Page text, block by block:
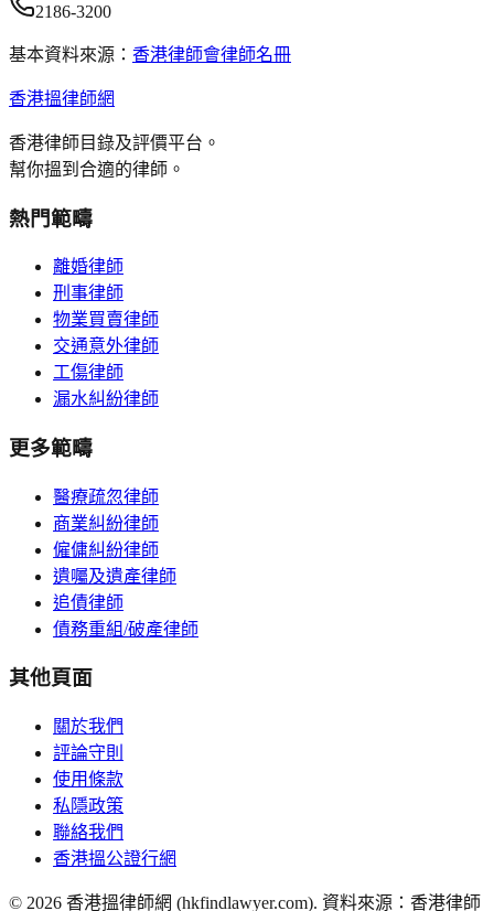
2186-3200
基本資料來源： 香港律師會律師名冊
香港搵律師網
香港律師目錄及評價平台。
幫你搵到合適的律師。
熱門範疇
離婚律師
刑事律師
物業買賣律師
交通意外律師
工傷律師
漏水糾紛律師
更多範疇
醫療疏忽律師
商業糾紛律師
僱傭糾紛律師
遺囑及遺產律師
追債律師
債務重組/破產律師
其他頁面
關於我們
評論守則
使用條款
私隱政策
聯絡我們
香港搵公證行網
© 2026 香港搵律師網 (hkfindlawyer.com). 資料來源：香港律師